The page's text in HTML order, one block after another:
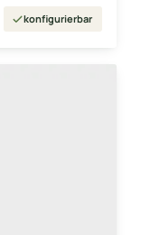
konfigurierbar